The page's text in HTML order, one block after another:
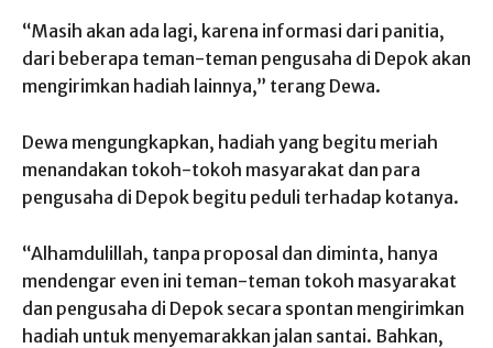
“Masih akan ada lagi, karena informasi dari panitia,
dari beberapa teman-teman pengusaha di Depok akan
mengirimkan hadiah lainnya,” terang Dewa.
Dewa mengungkapkan, hadiah yang begitu meriah
menandakan tokoh-tokoh masyarakat dan para
pengusaha di Depok begitu peduli terhadap kotanya.
“Alhamdulillah, tanpa proposal dan diminta, hanya
mendengar even ini teman-teman tokoh masyarakat
dan pengusaha di Depok secara spontan mengirimkan
hadiah untuk menyemarakkan jalan santai. Bahkan,